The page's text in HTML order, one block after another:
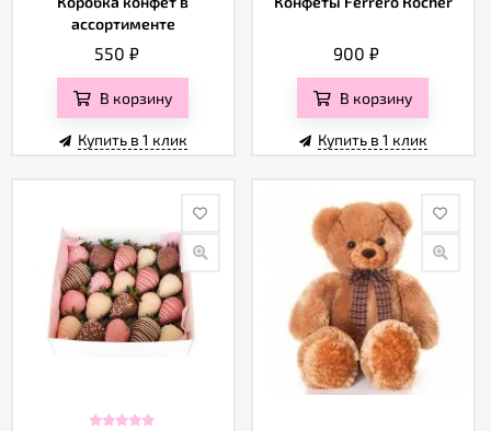
ассортименте
550 ₽
В корзину
Купить в 1 клик
900₽
В корзину
Купить в 1 клик